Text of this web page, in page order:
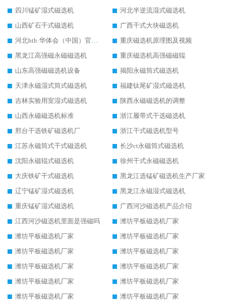
四川锰矿湿式磁选机
河北半逆流湿式磁选机
山西矿石干式磁选机
广西干式大块磁选机
河北hth·华体会（中国）官方网站-hth.com 工作视频
重庆磁选机原理图及视频
黑龙江高强磁永磁磁选机
重庆磁选机高强磁磁辊
山东高强磁磁选机设备
揭阳永磁筒式磁选机
天津永磁湿式筒式磁选机
福建钛尾矿湿式磁选机
吉林实验用室湿式磁选机
陕西永磁磁选机的调整
山西永磁磁选机标准
浙江履带式干选磁选机
邢台干选铁矿磁选机厂
浙江干式磁选机型号
江苏永磁筒式干式磁选机
长沙ct永磁筒式磁选机
沈阳永磁辊式磁选机
徐州干式永磁磁选机
大庆铁矿干式磁选机
黑龙江选锰矿磁选机生产厂家
辽宁锰矿湿式磁选机
黑龙江永磁湿式磁选机
重庆锰矿湿式磁选机
广西河沙磁选机产品介绍
江西河沙磁选机里面是强磁吗
潍坊平板磁选机厂家
潍坊平板磁选机厂家
潍坊平板磁选机厂家
潍坊平板磁选机厂家
潍坊平板磁选机厂家
潍坊平板磁选机厂家
潍坊平板磁选机厂家
潍坊平板磁选机厂家
潍坊平板磁选机厂家
潍坊平板磁选机厂家
潍坊平板磁选机厂家